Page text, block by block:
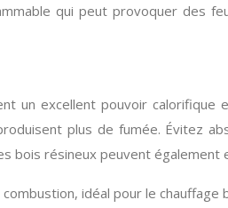
qui peut provoquer des
un excellent pouvoir
plus de fumée. Évitez
résineux peuvent également
idéal pour le chauffage